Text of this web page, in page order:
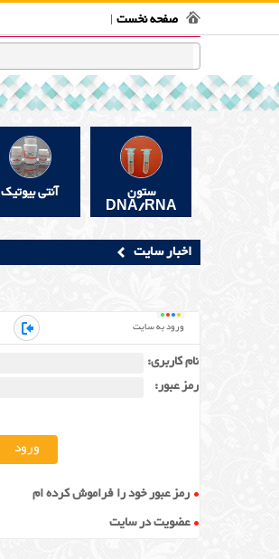
صفحه نخست
ستون
DNA/RNA
آنتی بیوتیک
اخبار سایت
ورود به سایت
نام کاربری:
رمز عبور:
رمز عبور خود را فراموش کرده ام
عضویت در سایت